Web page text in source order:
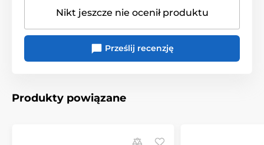
Nikt jeszcze nie ocenił produktu
Prześlij recenzję
Produkty powiązane